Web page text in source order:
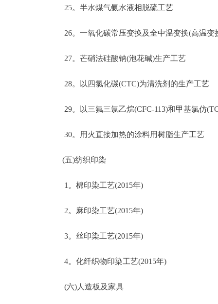
25。半水煤气氨水液相脱硫工艺
26。一氧化碳常压变换及全中温变换(高温变
27。芒硝法硅酸钠(泡花碱)生产工艺
28。以四氯化碳(CTC)为清洗剂的生产工艺
29。以三氟三氯乙烷(CFC-113)和甲基氯仿
30。用火直接加热的涂料用树脂生产工艺
(五)纺织印染
1。棉印染工艺(2015年)
2。麻印染工艺(2015年)
3。丝印染工艺(2015年)
4。化纤织物印染工艺(2015年)
(六)人造板及家具